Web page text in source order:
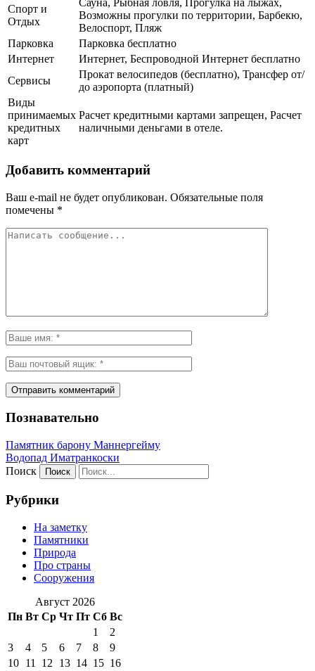
Спорт и
Отдых
Сауна, Рыбная ловля, Прогулка на лыжах,
Возможны прогулки по территории, Барбекю,
Велоспорт, Пляж
Парковка
Парковка бесплатно
Интернет
Интернет, Беспроводной Интернет бесплатно
Сервисы
Прокат велосипедов (бесплатно), Трансфер от/
до аэропорта (платный)
Виды
принимаемых
кредитных
карт
Расчет кредитными картами запрещен, Расчет
наличными деньгами в отеле.
Добавить комментарий
Ваш e-mail не будет опубликован. Обязательные поля
помечены *
Познавательно
Памятник барону Маннергейму
Водопад Иматранкоски
Поиск
Рубрики
На заметку
Памятники
Природа
Про страны
Сооружения
Август 2026
Пн Вт Ср Чт Пт Сб Вс
1
2
3
4 5 6 7 8
9
10 11 12 13 14 15 16